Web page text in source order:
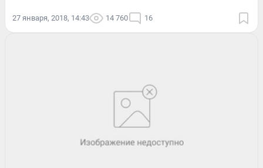
27 января, 2018, 14:43 14 760 16